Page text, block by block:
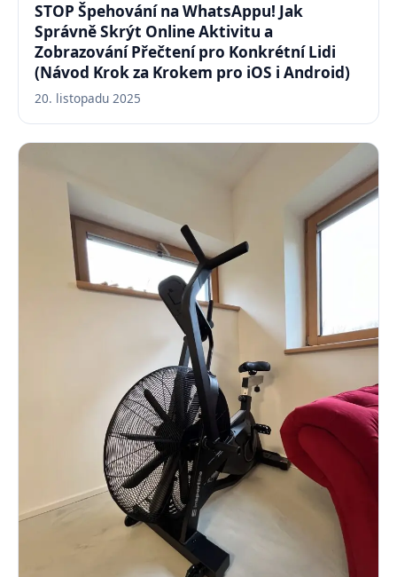
STOP Špehování na WhatsAppu! Jak
Správně Skrýt Online Aktivitu a
Zobrazování Přečtení pro Konkrétní Lidi
(Návod Krok za Krokem pro iOS i Android)
20. listopadu 2025